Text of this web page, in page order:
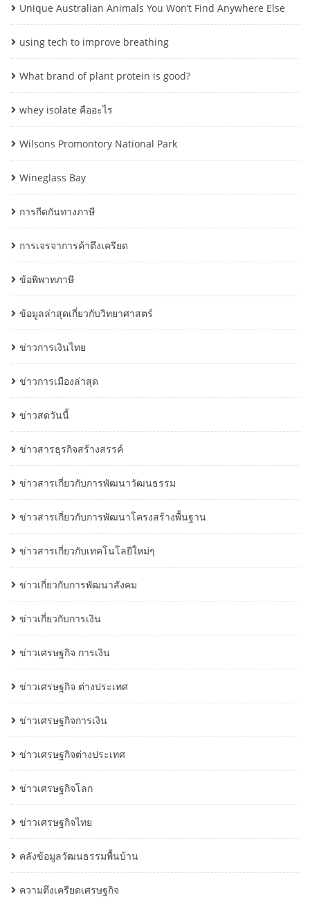
Unique Australian Animals You Won’t Find Anywhere Else
using tech to improve breathing
What brand of plant protein is good?
whey isolate คืออะไร
Wilsons Promontory National Park
Wineglass Bay
การกีดกันทางภาษี
การเจรจาการค้าตึงเครียด
ข้อพิพาทภาษี
ข้อมูลล่าสุดเกี่ยวกับวิทยาศาสตร์
ข่าวการเงินไทย
ข่าวการเมืองล่าสุด
ข่าวสดวันนี้
ข่าวสารธุรกิจสร้างสรรค์
ข่าวสารเกี่ยวกับการพัฒนาวัฒนธรรม
ข่าวสารเกี่ยวกับการพัฒนาโครงสร้างพื้นฐาน
ข่าวสารเกี่ยวกับเทคโนโลยีใหม่ๆ
ข่าวเกี่ยวกับการพัฒนาสังคม
ข่าวเกี่ยวกับการเงิน
ข่าวเศรษฐกิจ การเงิน
ข่าวเศรษฐกิจ ต่างประเทศ
ข่าวเศรษฐกิจการเงิน
ข่าวเศรษฐกิจต่างประเทศ
ข่าวเศรษฐกิจโลก
ข่าวเศรษฐกิจไทย
คลังข้อมูลวัฒนธรรมพื้นบ้าน
ความตึงเครียดเศรษฐกิจ